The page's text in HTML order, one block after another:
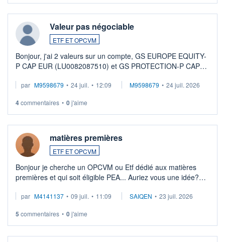
Valeur pas négociable
ETF ET OPCVM
Bonjour, j'ai 2 valeurs sur un compte, GS EUROPE EQUITY-
P CAP EUR (LU0082087510) et GS PROTECTION-P CAP
veux procéder à la vente, on me signale ...
par M9598679 • 24 juil. • 12:09 M9598679 • 24 juil. 2026
4commentaires • 0j'aime
matières premières
ETF ET OPCVM
Bonjour je cherche un OPCVM ou Etf dédié aux matières
premières et qui soit éligible PEA... Auriez vous une idée?
par M4141137 • 09 juil. • 11:09 SAIQEN • 23 juil. 2026
5 commentaires • 0j'aime